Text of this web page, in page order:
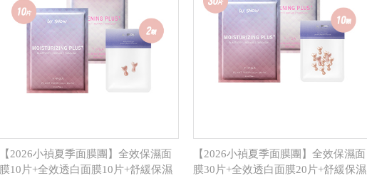
【2026小禎夏季面膜團】全效保濕面
膜10片+全效透白面膜10片+舒緩保濕
【2026小禎夏季面膜團】全效保濕面
膜30片+全效透白面膜20片+舒緩保濕